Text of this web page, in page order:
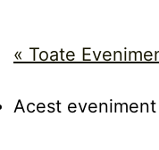
« Toate
Acest